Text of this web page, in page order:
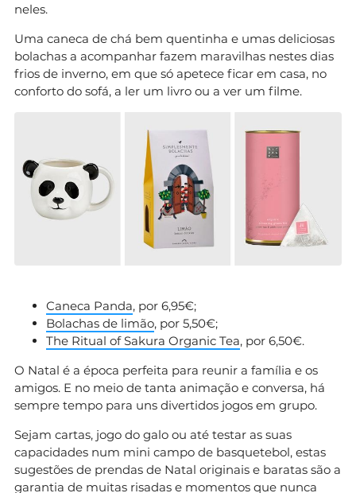
neles.
Uma caneca de chá bem quentinha e umas deliciosas
bolachas a acompanhar fazem maravilhas nestes dias
frios de inverno, em que só apetece ficar em casa, no
conforto do sofá, a ler um livro ou a ver um filme.
Caneca Panda, por 6,95€;
Bolachas de limão, por 5,50€;
The Ritual of Sakura Organic Tea, por 6,50€.
O Natal é a época perfeita para reunir a família e os
amigos. E no meio de tanta animação e conversa, há
sempre tempo para uns divertidos jogos em grupo.
Sejam cartas, jogo do galo ou até testar as suas
capacidades num mini campo de basquetebol, estas
sugestões de prendas de Natal originais e baratas são a
garantia de muitas risadas e momentos que nunca